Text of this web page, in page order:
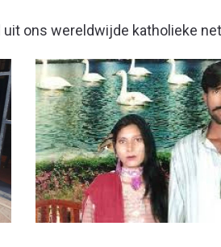
ons wereldwijde katholieke